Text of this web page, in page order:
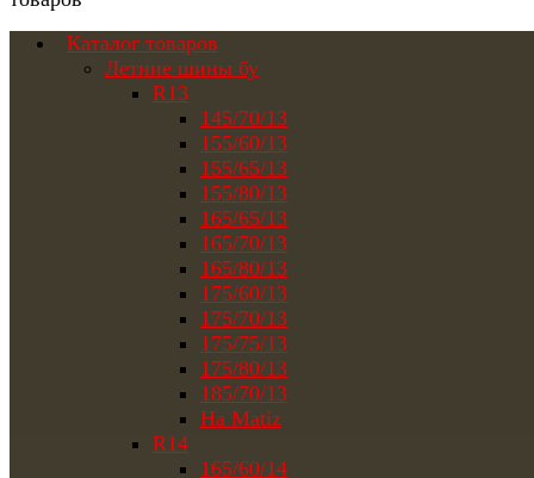
Каталог товаров
Летние шины бу
R13
145/70/13
155/60/13
155/65/13
155/80/13
165/65/13
165/70/13
165/80/13
175/60/13
175/70/13
175/75/13
175/80/13
185/70/13
На Matiz
R14
165/60/14